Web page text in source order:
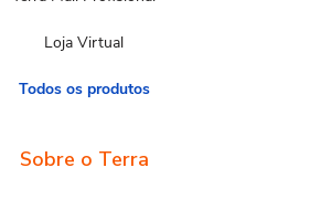
Loja Virtual
Todos os produtos
Sobre o Terra